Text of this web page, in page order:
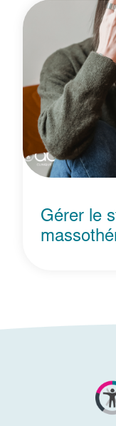
Gérer le